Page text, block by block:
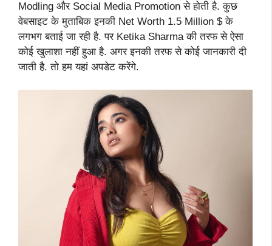
Modling और Social Media Promotion से होती है. कुछ
वेबसाइट के मुताबिक इनकी Net Worth 1.5 Million $ के
लगभग बताई जा रही है. पर Ketika Sharma की तरफ से ऐसा
कोई खुलाशा नहीं हुआ है. अगर इनकी तरफ से कोई जानकारी दी
जाती है. तो हम यहां अपडेट करेंगे.